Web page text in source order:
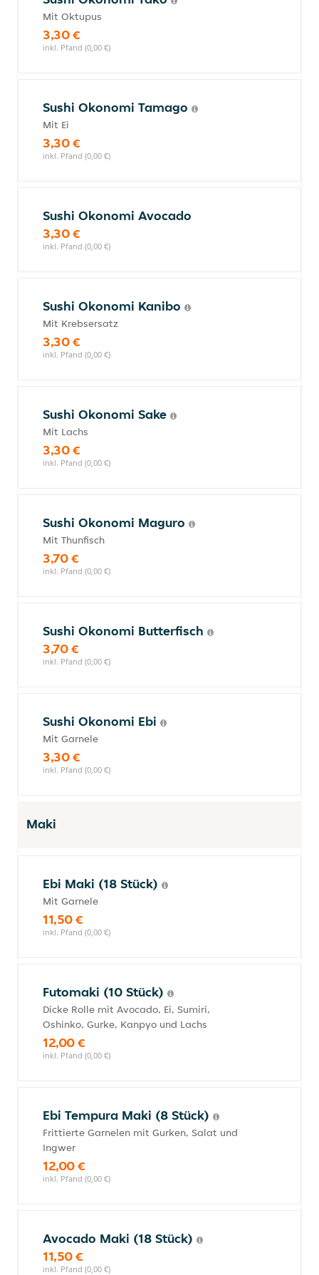
Mit Oktupus
3,30 €
inkl. Pfand (0,00 €)
Sushi Okonomi Tamago
Mit Ei
3,30 €
inkl. Pfand (0,00 €)
Sushi Okonomi Avocado
3,30 €
inkl. Pfand (0,00 €)
Sushi Okonomi Kanibo
Mit Krebsersatz
3,30 €
inkl. Pfand (0,00 €)
Sushi Okonomi Sake
Mit Lachs
3,30 €
inkl. Pfand (0,00 €)
Sushi Okonomi Maguro
Mit Thunfisch
3,70 €
inkl. Pfand (0,00 €)
Sushi Okonomi Butterfisch
3,70 €
inkl. Pfand (0,00 €)
Sushi Okonomi Ebi
Mit Garnele
3,30 €
inkl. Pfand (0,00 €)
Maki
Ebi Maki (18 Stück)
Mit Garnele
11,50 €
inkl. Pfand (0,00 €)
Futomaki (10 Stück)
Dicke Rolle mit Avocado, Ei, Sumiri,
Oshinko, Gurke, Kanpyo und Lachs
12,00 €
inkl. Pfand (0,00 €)
Ebi Tempura Maki (8 Stück)
Frittierte Garnelen mit Gurken, Salat und
Ingwer
12,00 €
inkl. Pfand (0,00 €)
Avocado Maki (18 Stück)
11,50 €
inkl. Pfand (0,00 €)